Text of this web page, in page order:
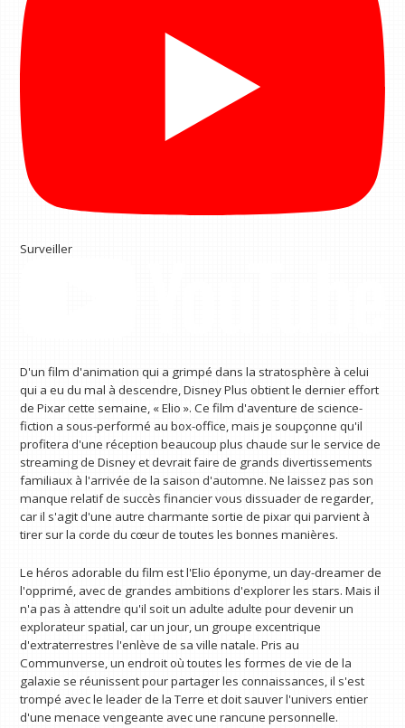
Surveiller
D'un film d'animation qui a grimpé dans la stratosphère à celui
qui a eu du mal à descendre, Disney Plus obtient le dernier effort
de Pixar cette semaine, « Elio ». Ce film d'aventure de science-
fiction a sous-performé au box-office, mais je soupçonne qu'il
profitera d'une réception beaucoup plus chaude sur le service de
streaming de Disney et devrait faire de grands divertissements
familiaux à l'arrivée de la saison d'automne. Ne laissez pas son
manque relatif de succès financier vous dissuader de regarder,
car il s'agit d'une autre charmante sortie de pixar qui parvient à
tirer sur la corde du cœur de toutes les bonnes manières.
Le héros adorable du film est l'Elio éponyme, un day-dreamer de
l'opprimé, avec de grandes ambitions d'explorer les stars. Mais il
n'a pas à attendre qu'il soit un adulte adulte pour devenir un
explorateur spatial, car un jour, un groupe excentrique
d'extraterrestres l'enlève de sa ville natale. Pris au
Communverse, un endroit où toutes les formes de vie de la
galaxie se réunissent pour partager les connaissances, il s'est
trompé avec le leader de la Terre et doit sauver l'univers entier
d'une menace vengeante avec une rancune personnelle.